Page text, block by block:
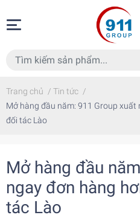
Trang chủ / Tin tức /
Mở hàng đầu năm: 911 Group
đối tác Lào
Mở hàng đầu
ngay đơn hàng
tác Lào